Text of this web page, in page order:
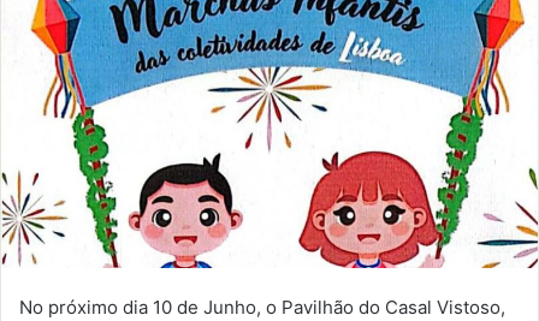
No próximo dia 10 de Junho, o Pavilhão do Casal Vistoso,